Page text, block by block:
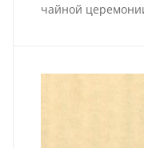
чайной